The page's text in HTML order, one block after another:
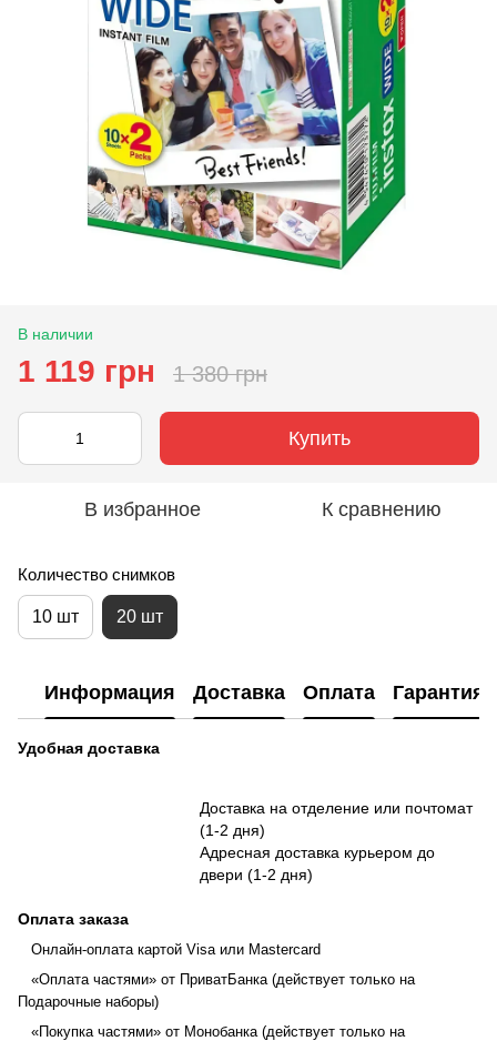
В наличии
1 119 грн 1 380 грн
Купить
В избранное К сравнению
Количество снимков
10 шт 20 шт
Информация Доставка Оплата Гарантия
Удобная доставка
Доставка на отделение или почтомат
(1-2 дня)
Адресная доставка курьером до
двери (1-2 дня)
Оплата заказа
Онлайн-оплата картой Visa или Mastercard
«Оплата частями» от ПриватБанка (действует только на
Подарочные наборы)
«Покупка частями» от Монобанка (действует только на